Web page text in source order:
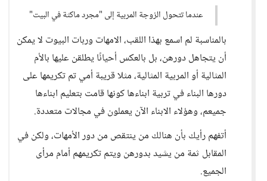
عندما تتحول الزوجة المربية إلى "مجرد ماكثة في البيت"
بالمناسبة لم اسمع بهذا اللقب، الامهات وربات البيوت لا يمكن
أن يتجاهل دورهن، بل بالعكس أحيانًا يطلقن عليها بالأم
المثالية أو المربية المثالية، مثلا قريبة أمي تم تكريمها على
دورها البناء في تربية ابناءها كونها قامت بتعليم ابناءها
جميعم، وهؤلاء الابناء الآن يعملون في مجالات متعددة.
أتفهم رأيك بأن هنالك من ينتقص من دور الأمهات، ولكن في
المقابل ثمة من يشيد بدورهن ويتم تكريمهم أمام مرأى
الجميع.